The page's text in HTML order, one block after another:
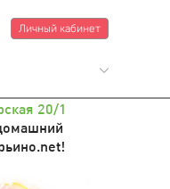
Личный кабинет
20/1